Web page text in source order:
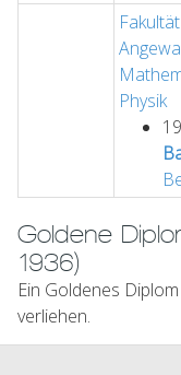
Physik
Goldene
1936)
Ein Goldenes
verliehen.